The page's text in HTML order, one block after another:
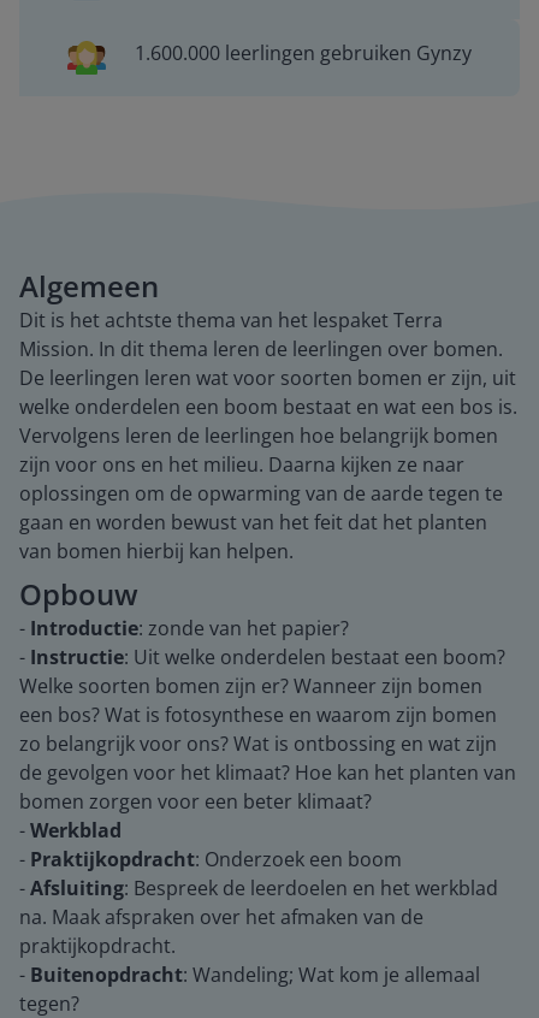
1.600.000 leerlingen gebruiken Gynzy
Algemeen
Dit is het achtste thema van het lespaket Terra
Mission. In dit thema leren de leerlingen over bomen.
De leerlingen leren wat voor soorten bomen er zijn, uit
welke onderdelen een boom bestaat en wat een bos is.
Vervolgens leren de leerlingen hoe belangrijk bomen
zijn voor ons en het milieu. Daarna kijken ze naar
oplossingen om de opwarming van de aarde tegen te
gaan en worden bewust van het feit dat het planten
van bomen hierbij kan helpen.
Opbouw
- Introductie: zonde van het papier?
- Instructie: Uit welke onderdelen bestaat een boom?
Welke soorten bomen zijn er? Wanneer zijn bomen
een bos? Wat is fotosynthese en waarom zijn bomen
zo belangrijk voor ons? Wat is ontbossing en wat zijn
de gevolgen voor het klimaat? Hoe kan het planten van
bomen zorgen voor een beter klimaat?
-Werkblad
- Praktijkopdracht: Onderzoek een boom
-Afsluiting: Bespreek de leerdoelen en het werkblad
na. Maak afspraken over het afmaken van de
praktijkopdracht.
- Buitenopdracht: Wandeling; Wat kom je allemaal
tegen?